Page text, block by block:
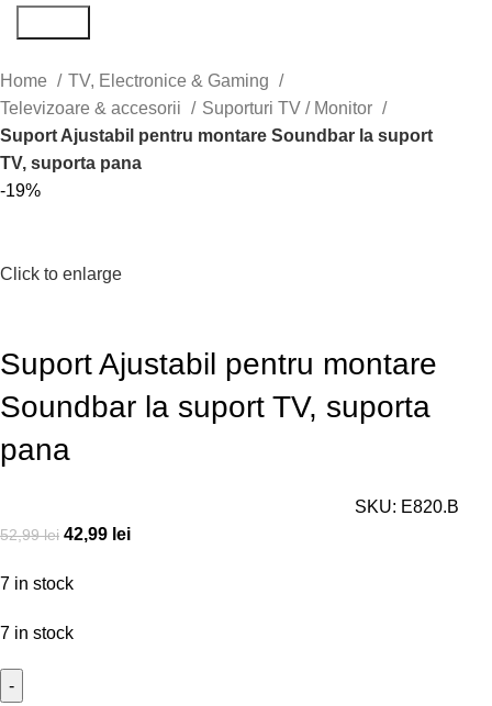
Home
TV, Electronice & Gaming
Televizoare & accesorii
Suporturi TV / Monitor
Suport Ajustabil pentru montare Soundbar la suport
TV, suporta pana
-19%
Click to enlarge
Suport Ajustabil pentru montare
Soundbar la suport TV, suporta
pana
SKU: E820.B
52,99lei 42,99 lei
7 in stock
7 in stock